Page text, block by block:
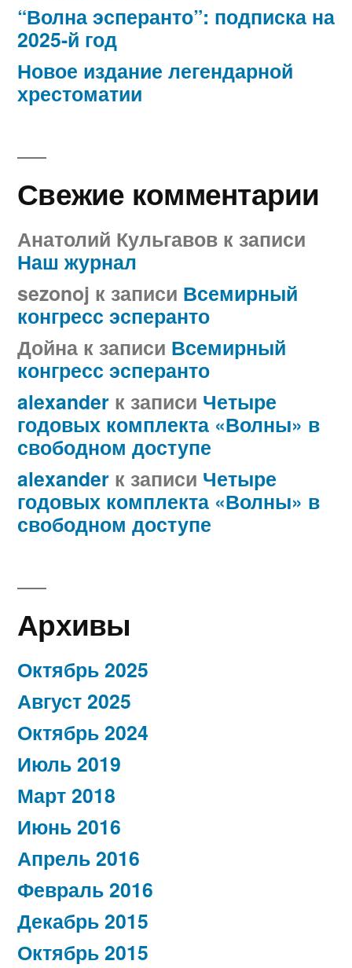
“Волна эсперанто”: подписка на
2025-й год
Новое издание легендарной
хрестоматии
Свежие комментарии
Анатолий Кульгавов к записи
Наш журнал
sezonoj к записи Всемирный
конгресс эсперанто
Дойна к записи Всемирный
конгресс эсперанто
alexander к записи Четыре
годовых комплекта «Волны» в
свободном доступе
alexander к записи Четыре
годовых комплекта «Волны» в
свободном доступе
Архивы
Октябрь 2025
Август 2025
Октябрь 2024
Июль 2019
Март 2018
Июнь 2016
Апрель 2016
Февраль 2016
Декабрь 2015
Октябрь 2015